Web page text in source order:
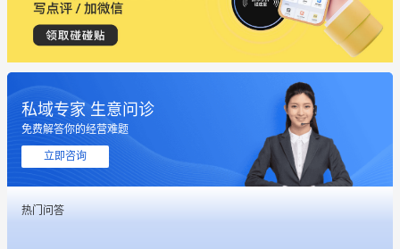
私域专家 生意问诊
免费解答你的经营难题
立即咨询
热门问答
这个营销策划案例推荐大家看一下
用有赞就能在微信、小红书同时经营了